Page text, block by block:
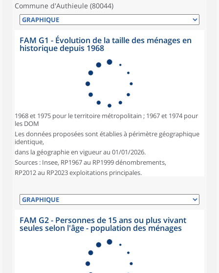
Commune d'Authieule (80044)
FAM G1 - Évolution de la taille des ménages en
historique depuis 1968
1968 et 1975 pour le territoire métropolitain ; 1967 et 1974 pour
les DOM
Les données proposées sont établies à périmètre géographique
identique,
dans la géographie en vigueur au 01/01/2026.
Sources : Insee, RP1967 au RP1999 dénombrements,
RP2012 au RP2023 exploitations principales.
FAM G2 - Personnes de 15 ans ou plus vivant
seules selon l'âge - population des ménages